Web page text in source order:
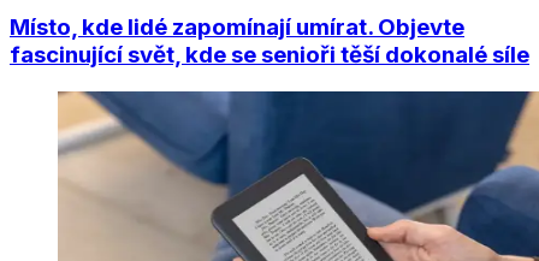
Místo, kde lidé zapomínají umírat. Objevte
fascinující svět, kde se senioři těší dokonalé síle